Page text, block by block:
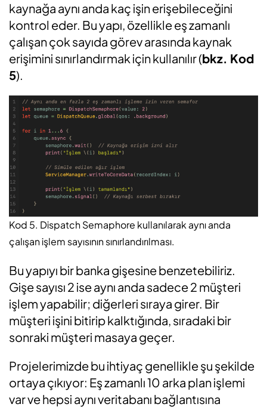
kaynağa aynı anda kaç işin erişebileceğini
kontrol eder. Bu yapı, özellikle eş zamanlı
çalışan çok sayıda görev arasında kaynak
erişimini sınırlandırmak için kullanılır (bkz. Kod
5).
Kod 5. Dispatch Semaphore kullanılarak aynı anda
çalışan işlem sayısının sınırlandırılması.
Bu yapıyı bir banka gişesine benzetebiliriz.
Gişe sayısı 2 ise aynı anda sadece 2 müşteri
işlem yapabilir; diğerleri sıraya girer. Bir
müşteri işini bitirip kalktığında, sıradaki bir
sonraki müşteri masaya geçer.
Projelerimizde bu ihtiyaç genellikle şu şekilde
ortaya çıkıyor: Eş zamanlı 10 arka plan işlemi
var ve hepsi aynı veritabanı bağlantısına